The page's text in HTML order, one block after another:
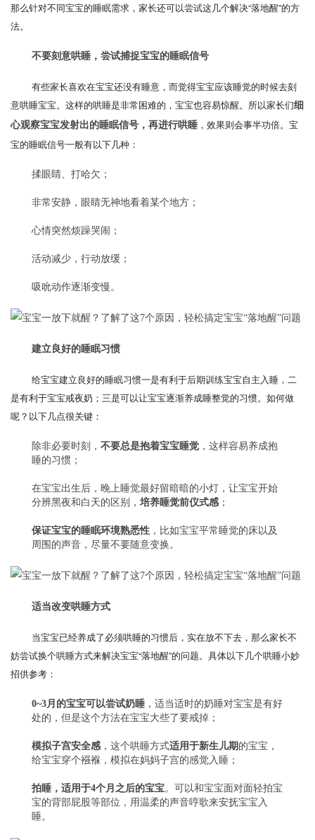
那么针对不同宝宝的睡眠需求，家长还可以尝试这几个解决“落地醒”的方
法。
不要刻意哄睡，尝试捕捉宝宝的睡眠信号
有些家长喜欢在宝宝还没有睡意，而觉得宝宝应该睡觉的时候去刻
意哄睡宝宝。这样的哄睡是非常困难的，宝宝也容易惊醒。所以家长们细
心观察宝宝发射出的睡眠信号，再进行哄睡 ，效果则会事半功倍。宝
宝的睡眠信号一般有以下几种：
揉眼睛、打哈欠；
非常安静，眼睛无神地看着某个地方；
心情突然烦躁哭闹；
活动减少，行动放缓；
吸吮动作逐渐变慢。
建立良好的睡眠习惯
给宝宝建立良好的睡眠习惯一是有利于后期训练宝宝自主入睡，二
是有利于宝宝戒夜奶；三是可以让宝宝逐渐养成睡整觉的习惯。如何做
呢？以下几点很关键：
除非必要时刻， 不要总是抱着宝宝睡觉 ，这样容易养成抱
睡的习惯；
在宝宝出生后，晚上睡觉最好留暗暗的小灯，让宝宝开始
分辨黑夜和白天的区别， 培养睡觉前仪式感 ；
保证宝宝的睡眠环境熟悉性 ，比如宝宝平常睡觉的床以及
周围的声音，尽量不要随意变换。
适当改变哄睡方式
当宝宝已经养成了必须哄睡的习惯后，实在放不下去，那么家长不
妨尝试换个哄睡方式来解决宝宝“落地醒”的问题。具体以下几个哄睡小妙
招供参考：
0~3月的宝宝可以尝试奶睡 ，适当适时的奶睡对宝宝是有好
处的，但是这个方法在宝宝大些了要戒掉；
模拟子宫安全感 ，这个哄睡方式适用于新生儿期 的宝宝，
给宝宝穿个襁褓，模拟在妈妈子宫的感觉入睡；
拍睡，适用于4个月之后的宝宝。可以和宝宝面对面轻拍宝
宝的背部屁股等部位，用温柔的声音哼歌来安抚宝宝入
睡。